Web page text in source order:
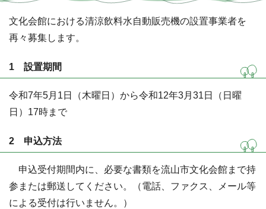
文化会館における清涼飲料水自動販売機の設置事業者を
再々募集します。
1 設置期間
令和7年5月1日（木曜日）から令和12年3月31日（日曜
日）17時まで
2 申込方法
申込受付期間内に、必要な書類を流山市文化会館まで持
参または郵送してください。（電話、ファクス、メール等
による受付は行いません。）